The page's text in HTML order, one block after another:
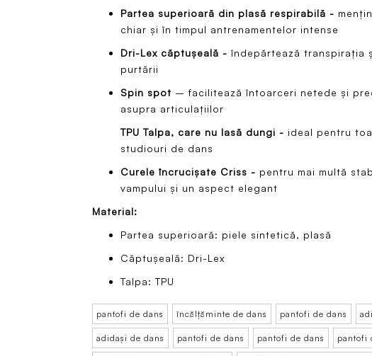
Partea superioară din plasă respirabilă -
chiar și în timpul antrenamentelor intense
Dri-Lex căptușeală - îndepărtează transpirația
purtării
Spin spot – facilitează întoarceri netede și
asupra articulațiilor
TPU Talpa, care nu lasă dungi - ideal pentru
studiouri de dans
Curele încrucișate Criss - pentru mai multă
vampului și un aspect elegant
Material:
Partea superioară: piele sintetică, plasă
Căptușeală: Dri-Lex
Talpa: TPU
pantofi de dans încălțăminte de dans pantofi de dans
adidași de dans pantofi de dans pantofi de dans pantofi